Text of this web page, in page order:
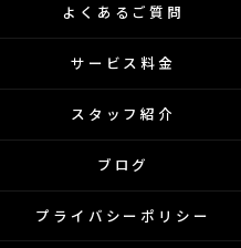
よくあるご質問
サービス料金
スタッフ紹介
ブログ
プライバシーポリシー